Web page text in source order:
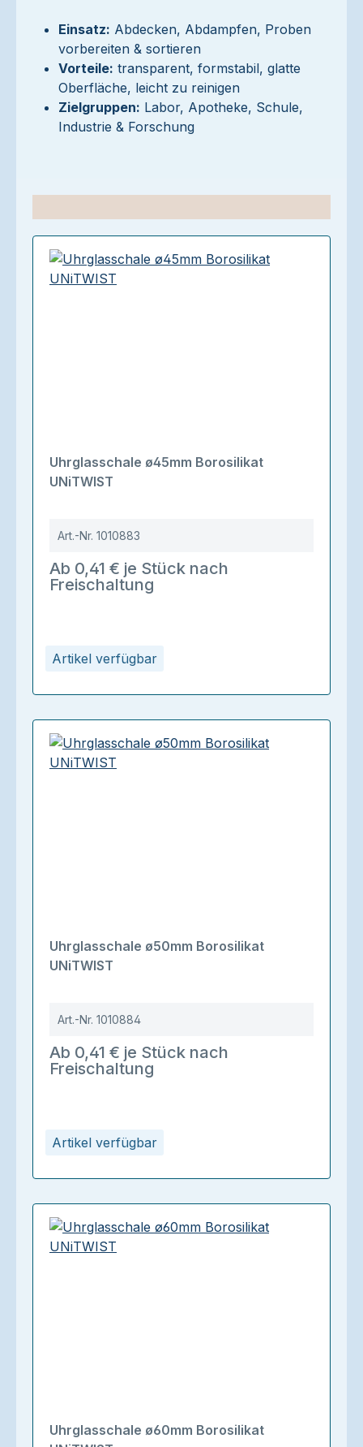
Einsatz: Abdecken, Abdampfen, Proben
vorbereiten & sortieren
Vorteile: transparent, formstabil, glatte
Oberfläche, leicht zu reinigen
Zielgruppen: Labor, Apotheke, Schule,
Industrie & Forschung
Artikel verfügbar
Uhrglasschale ø45mm Borosilikat
UNiTWIST
Art.-Nr. 1010883
Ab 0,41 € je Stück nach
Freischaltung
Artikel verfügbar
Uhrglasschale ø50mm Borosilikat
UNiTWIST
Art.-Nr. 1010884
Ab 0,41 € je Stück nach
Freischaltung
Uhrglasschale ø60mm Borosilikat